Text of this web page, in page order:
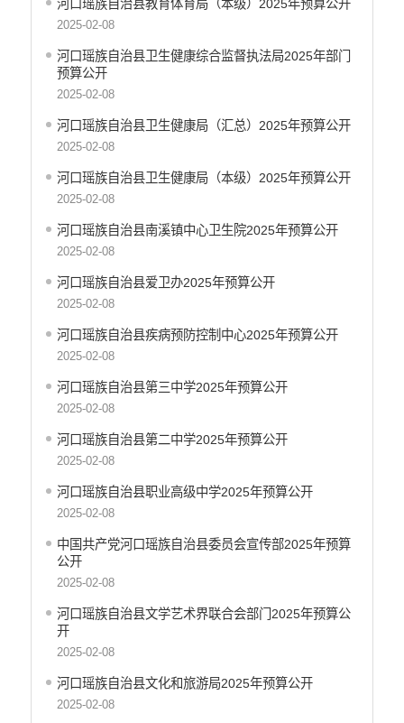
创建国家园林县城
自然资源信息公开
文化机构信息公开
民政信息公开
行政处罚和行政强制
行政事业性收费
政府集中采购
公务员招录
建议提案办理答复
减税降费
财政资金直达基层
乡村振兴
养老服务
生态环境
义务教育
公共文化服务
食品药品监管
产品质量
社会救助
涉农补贴
应急预案
安全生产
河口瑶族自治县教育体育局（本级）2025年预算公开
2025-02-08
河口瑶族自治县卫生健康综合监督执法局2025年部门
预算公开
2025-02-08
河口瑶族自治县卫生健康局（汇总）2025年预算公开
2025-02-08
河口瑶族自治县卫生健康局（本级）2025年预算公开
2025-02-08
河口瑶族自治县南溪镇中心卫生院2025年预算公开
2025-02-08
河口瑶族自治县爱卫办2025年预算公开
2025-02-08
河口瑶族自治县疾病预防控制中心2025年预算公开
2025-02-08
河口瑶族自治县第三中学2025年预算公开
2025-02-08
河口瑶族自治县第二中学2025年预算公开
2025-02-08
河口瑶族自治县职业高级中学2025年预算公开
2025-02-08
中国共产党河口瑶族自治县委员会宣传部2025年预算
公开
2025-02-08
河口瑶族自治县文学艺术界联合会部门2025年预算公
开
2025-02-08
河口瑶族自治县文化和旅游局2025年预算公开
2025-02-08